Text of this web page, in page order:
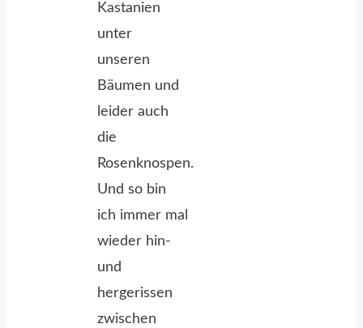
Kastanien
unter
unseren
Bäumen und
leider auch
die
Rosenknospen.
Und so bin
ich immer mal
wieder hin-
und
hergerissen
zwischen